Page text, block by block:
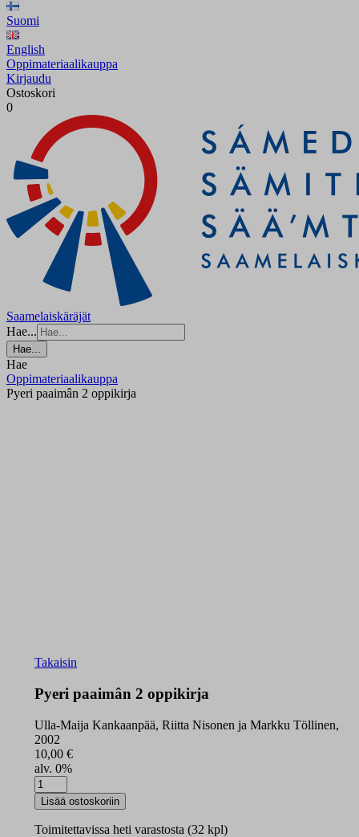
Suomi
English
Oppimateriaalikauppa
Kirjaudu
Ostoskori
0
Saamelaiskäräjät
Hae...
Hae...
Hae
Oppimateriaalikauppa
Pyeri paaimân 2 oppikirja
Takaisin
Pyeri paaimân 2 oppikirja
Ulla-Maija Kankaanpää, Riitta Nisonen ja Markku Töllinen,
2002
10,00 €
alv. 0%
Pyeri
paaimân
2
oppikirja
Lisää ostoskoriin
Toimitettavissa heti varastosta (32 kpl)